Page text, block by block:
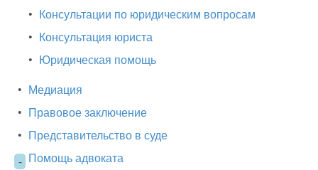
• Консультации по юридическим вопросам
• Консультация юриста
• Юридическая помощь
• Медиация
• Правовое заключение
• Представительство в суде
- Помощь адвоката